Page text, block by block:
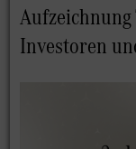
Investoren